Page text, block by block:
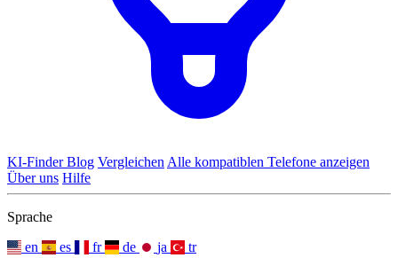
KI-FinderBlog Vergleichen Alle kompatiblen Telefone anzeigen
Über uns Hilfe
Sprache
en
es fr de ja tr